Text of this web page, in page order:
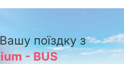
поїздку з
- BUS